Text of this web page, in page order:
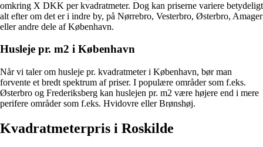
omkring X DKK per kvadratmeter. Dog kan priserne variere betydeligt
alt efter om det er i indre by, på Nørrebro, Vesterbro, Østerbro, Amager
eller andre dele af København.
Husleje pr. m2 i København
Når vi taler om husleje pr. kvadratmeter i København, bør man
forvente et bredt spektrum af priser. I populære områder som f.eks.
Østerbro og Frederiksberg kan huslejen pr. m2 være højere end i mere
perifere områder som f.eks. Hvidovre eller Brønshøj.
Kvadratmeterpris i Roskilde